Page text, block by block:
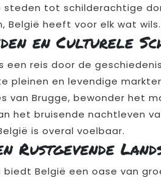
steden tot schilderachtige
België heeft voor elk wat wils.
en Culturele
een reis door de
pleinen en levendige
van Brugge, bewonder het
het bruisende nachtleven
is overal voelbaar.
Rustgevende
België een oase van